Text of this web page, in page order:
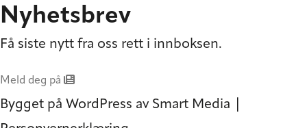
Nyhetsbrev
Få siste nytt fra oss rett i innboksen.
Meld deg på
Bygget på WordPress av Smart Media